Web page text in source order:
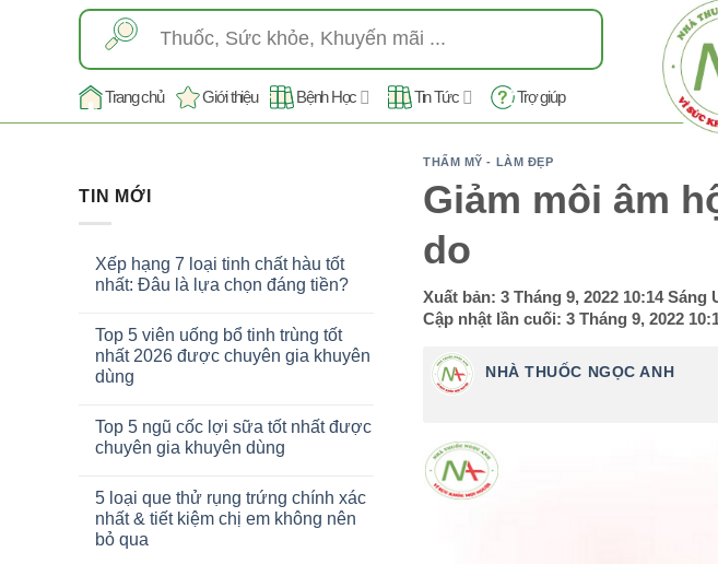
kiếm:
Trang chủ Giới thiệu Bệnh Học Tin Tức Trợ giúp
TIN MỚI
Xếp hạng 7 loại tinh chất hàu tốt
nhất: Đâu là lựa chọn đáng tiền?
Top 5 viên uống bổ tinh trùng tốt
nhất 2026 được chuyên gia khuyên
dùng
Top 5 ngũ cốc lợi sữa tốt nhất được
chuyên gia khuyên dùng
5 loại que thử rụng trứng chính xác
nhất & tiết kiệm chị em không nên
bỏ qua
THẨM MỸ - LÀM ĐẸP
Giảm môi âm
do
Xuất bản: 3 Tháng 9, 2022 10:14 Sáng
Cập nhật lần cuối: 3 Tháng 9, 2022
NHÀ THUỐC NGỌC ANH